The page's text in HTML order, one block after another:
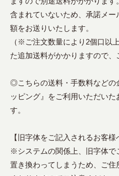
含まれていないため、承諾メ
額をお送りいたします。
（※ご注文数量により2個口以
た追加送料がかかりますので、
◎こちらの送料・手数料などの
ッピング』をご利用いただい
す。
【旧字体をご記入されるお客様
※システムの関係上、旧字体で
置き換わってしまうため、ご